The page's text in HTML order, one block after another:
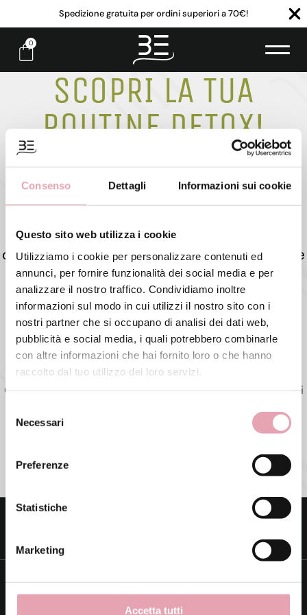
Consenso Dettagli Informazioni sui cookie
Questo sito web utilizza i cookie
Utilizziamo i cookie per personalizzare contenuti ed
annunci, per fornire funzionalità dei social media e per
analizzare il nostro traffico. Condividiamo inoltre
informazioni sul modo in cui utilizzi il nostro sito con i
nostri partner che si occupano di analisi dei dati web,
pubblicità e social media, i quali potrebbero combinarle
con altre informazioni che hai fornito loro o che hanno
raccolto dal tuo utilizzo dei loro servizi.
delNecessari
Preferenze
Statistiche
Marketing
Accetta tutti
Spedizione gratuita per ordini superiori a 70€!
0
SCOPRI LA TUA
ROUTINE DETOX!
Sei pronta per purificare il tuo corpo
soluzioni detox per le tue esigenze,
consigliandoti i prodotti ideali per una routine
rigenerante e riequilibrante.
INIZIA
Questo test è pensato per offrire consigli informativi sui
consulenza medica o dermatologica.
medico prima di utilizzare i prodotti suggeriti.
In caso di problemi di salute, verifica con il medico
Tag directory